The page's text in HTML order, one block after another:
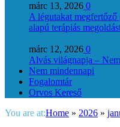
márc 13, 2026 0
A légutakat
alapú terápiás
márc 12, 2026 0
Alvás világnapja –
Nem mindennapi
Fogalomtár
Orvos Kereső
You are at:Home » 2026 »